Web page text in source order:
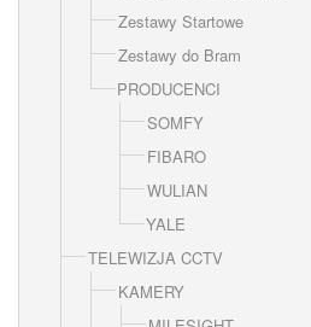
Zestawy Startowe
Zestawy do Bram
PRODUCENCI
SOMFY
FIBARO
WULIAN
YALE
TELEWIZJA CCTV
KAMERY